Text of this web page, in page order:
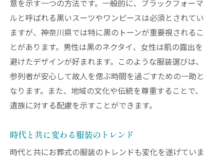
意を示す一つの方法です。一般的に、ブラックフォーマ
ルと呼ばれる黒いスーツやワンピースは必須とされてい
ますが、神奈川県では特に黒のトーンが重要視されるこ
とがあります。男性は黒のネクタイ、女性は肌の露出を
避けたデザインが好まれます。このような服装選びは、
参列者が安心して故人を偲ぶ時間を過ごすための一助と
なります。また、地域の文化や伝統を尊重することで、
遺族に対する配慮を示すことができます。
時代と共に変わる服装のトレンド
時代と共にお葬式の服装のトレンドも変化を遂げていま